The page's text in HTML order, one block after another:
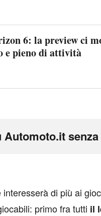
6: la preview ci
e pieno di attività
Automoto.it
interesserà di più ai
primo fra tutti il